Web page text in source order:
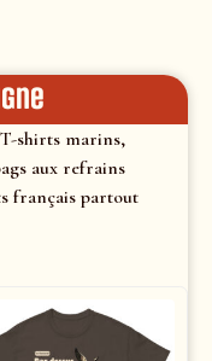
shirts marins,
aux refrains
français partout